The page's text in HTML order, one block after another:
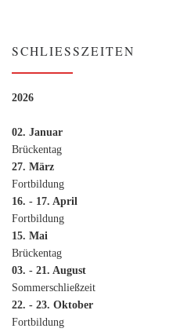
SCHLIESSZEITEN
2026
02. Januar
Brückentag
27. März
Fortbildung
16. - 17. April
Fortbildung
15. Mai
Brückentag
03. - 21. August
Sommerschließzeit
22. - 23. Oktober
Fortbildung